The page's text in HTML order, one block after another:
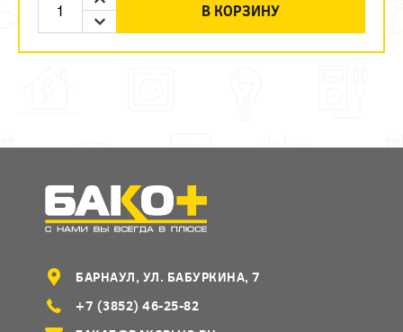
В КОРЗИНУ
БАРНАУЛ, УЛ. БАБУРКИНА, 7
+7 (3852) 46-25-82